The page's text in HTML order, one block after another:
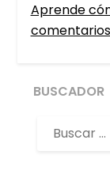
Aprende
BUSCADOR